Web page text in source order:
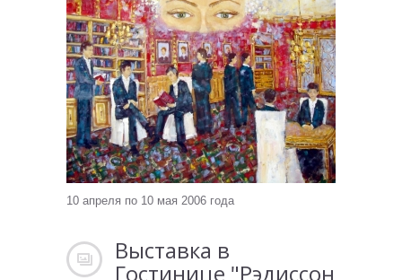
10 апреля по 10 мая 2006 года
Выставка в
Гостинице "Рэдиссон